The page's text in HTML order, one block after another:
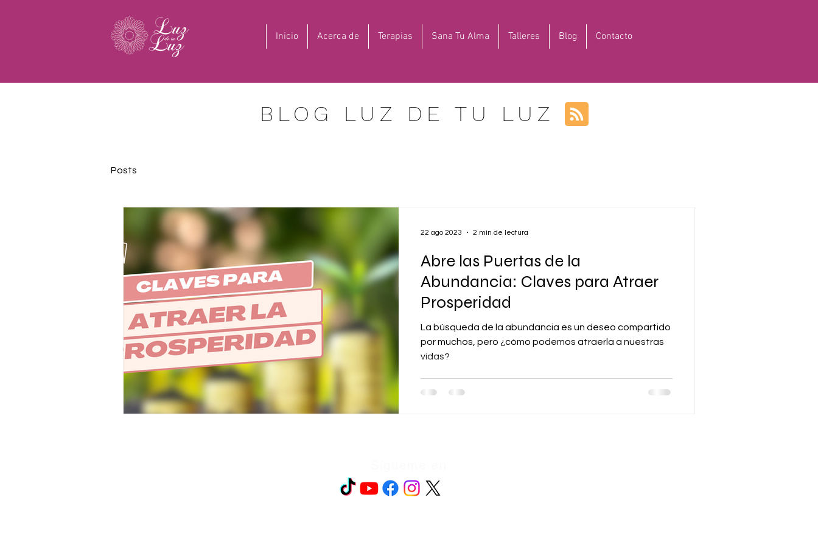
Inicio Acerca de Terapias Sana Tu Alma Talleres Blog Contacto
BLOG LUZ DE TU LUZ
Posts
Abre las Puertas de la
Abundancia: Claves para Atraer
Prosperidad
La búsqueda de la abundancia es un deseo compartido
por muchos, pero ¿cómo podemos atraerla a nuestras
vidas?
22 ago 2023 2 min de lectura